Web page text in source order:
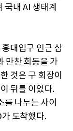
내 AI 생태계
대입구 인근 삼
만찬 회동을 가
것은 구 회장이
뒤를 이었다.
나누는 사이
도착했다.